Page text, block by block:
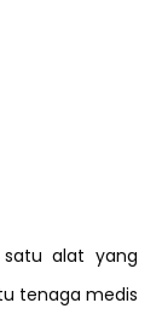
satu alat yang
tenaga medis